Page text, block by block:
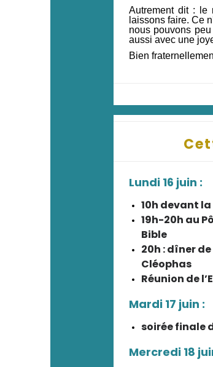
Autrement dit : le
laissons faire. Ce
nous pouvons
aussi avec une
Bien
Lundi 16 juin :
10h devant
19h-20h au
Bible
20h : dîner
Cléophas
Réunion de
Mardi 17 juin :
soirée finale
Mercredi 18